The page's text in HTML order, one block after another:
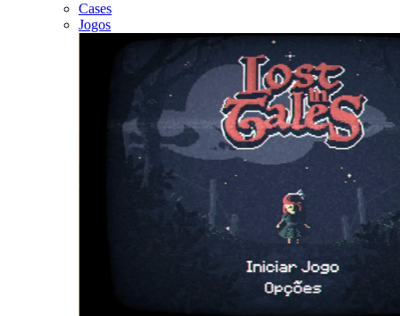
Cases
Jogos